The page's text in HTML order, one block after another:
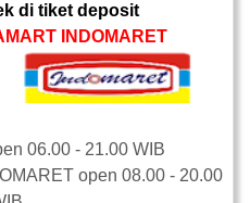
di tiket deposit
INDOMARET
06.00 - 21.00 WIB
open 08.00 - 20.00